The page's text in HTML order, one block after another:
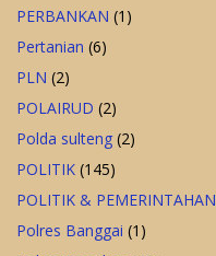
PERBANKAN (1)
Pertanian (6)
PLN (2)
POLAIRUD (2)
Polda sulteng (2)
POLITIK (145)
POLITIK & PEMERINTAHAN
Polres Banggai (1)